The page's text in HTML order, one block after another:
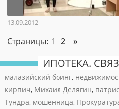
13.09.2012
Страницы: 1 2 »
ИПОТЕКА.
малазийский боинг,
кирпич, Михаил Делягин,
Тундра, мошенница,